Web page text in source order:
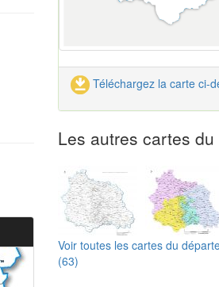
Téléchargez la carte ci-
Les autres cartes
Voir toutes les cartes du
(63)